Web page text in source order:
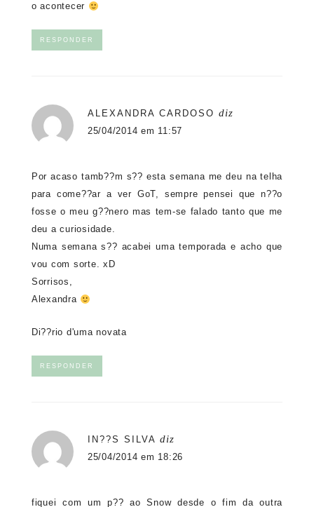
o acontecer
RESPONDER
ALEXANDRA CARDOSO diz
25/04/2014 em 11:57
Por acaso tamb??m s?? esta semana me deu na telha
para come??ar a ver GoT, sempre pensei que n??o
fosse o meu g??nero mas tem-se falado tanto que me
deu a curiosidade.
Numa semana s?? acabei uma temporada e acho que
vou com sorte. xD
Sorrisos,
Alexandra
Di??rio d'uma novata
RESPONDER
IN??S SILVA diz
25/04/2014 em 18:26
fiquei com um p?? ao Snow desde o fim da outra